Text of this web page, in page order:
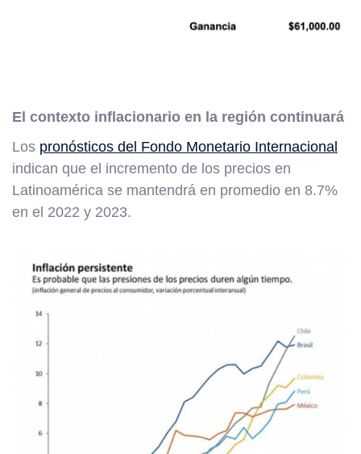
El contexto inflacionario en la región continuará
Los pronósticos del Fondo Monetario Internacional
indican que el incremento de los precios en
Latinoamérica se mantendrá en promedio en 8.7%
en el 2022 y 2023.